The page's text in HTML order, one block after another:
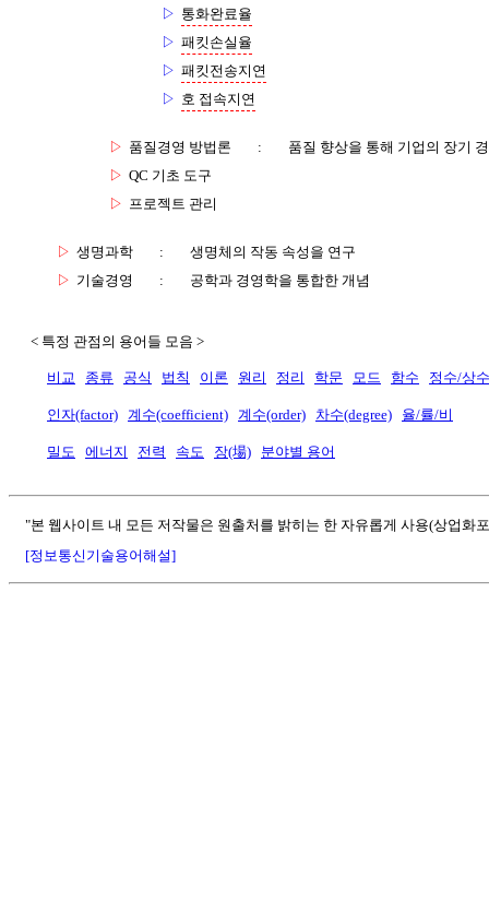
▷ 통화완료율
▷ 패킷손실율
▷ 패킷전송지연
▷ 호 접속지연
▷ 품질경영 방법론 :
품질 향상을 통해 기업의 장기
▷ QC 기초 도구
▷ 프로젝트 관리
▷ 생명과학 :
생명체의 작동 속성을 연구
▷ 기술경영 : 공학과 경영학을 통합한 개념
< 특정 관점의 용어들 모음 >
비교 종류 공식 법칙 이론 원리 정리 학문 모드 함수 정수/상수
인자(factor) 계수(coefficient) 계수(order) 차수(degree) 율/률/비
밀도 에너지 전력 속도 장(場) 분야별 용어
"본 웹사이트 내 모든 저작물은 원출처를 밝히는 한 자유롭게 사용(상업화
[정보통신기술용어해설]